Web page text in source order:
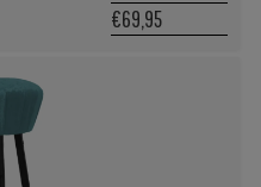
€69,95